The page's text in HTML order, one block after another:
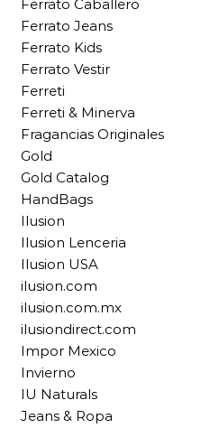
Ferrato Caballero
Ferrato Jeans
Ferrato Kids
Ferrato Vestir
Ferreti
Ferreti & Minerva
Fragancias Originales
Gold
Gold Catalog
HandBags
Ilusion
Ilusion Lenceria
Ilusion USA
ilusion.com
ilusion.com.mx
ilusiondirect.com
Impor Mexico
Invierno
IU Naturals
Jeans & Ropa